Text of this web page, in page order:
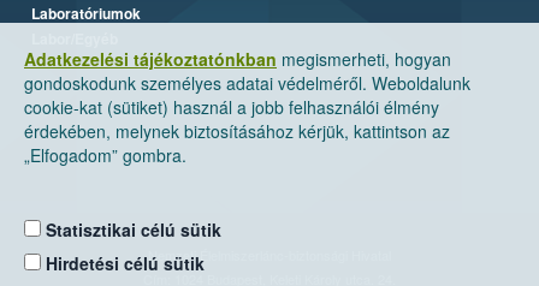
Adatkezelési tájékoztatónkban megismerheti, hogyan
gondoskodunk személyes adatai védelméről. Weboldalunk
cookie-kat (sütiket) használ a jobb felhasználói élmény
érdekében, melynek biztosításához kérjük, kattintson az
„Elfogadom” gombra.
Statisztikai célú sütik
Hirdetési célú sütik
Laboratóriumok
Nemzeti Élelmiszerlánc-biztonsági Hivatal